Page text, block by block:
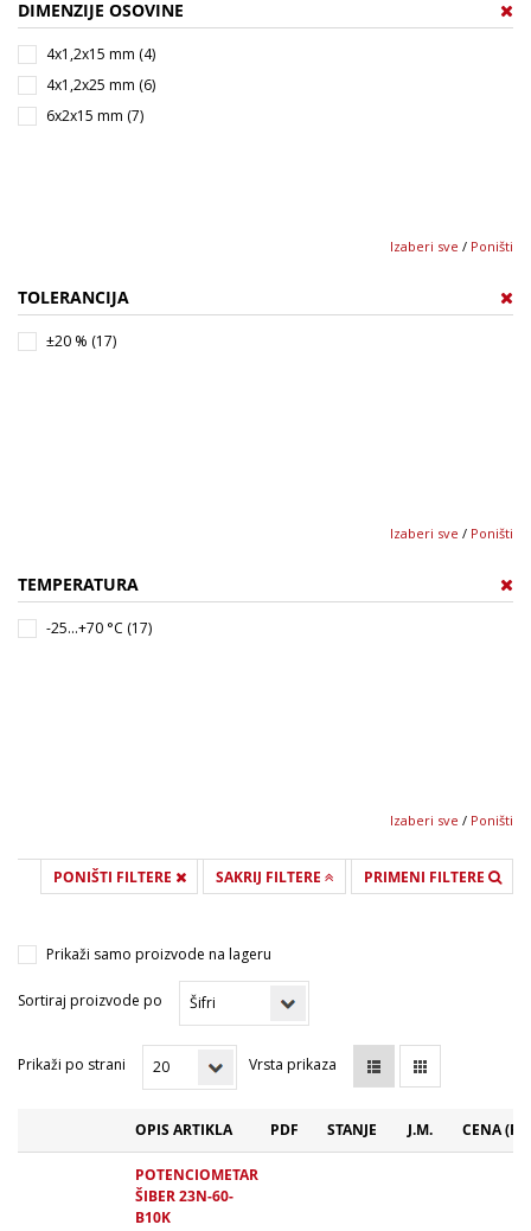
DIMENZIJE OSOVINE
4x1,2x15 mm (4)
4x1,2x25 mm (6)
6x2x15 mm (7)
Izaberi sve / Poništi
TOLERANCIJA
±20 % (17)
Izaberi sve / Poništi
TEMPERATURA
-25...+70 °C (17)
Izaberi sve / Poništi
PONIŠTI FILTERE SAKRIJ FILTERE PRIMENI FILTERE
Prikaži samo proizvode na lageru
Sortiraj proizvode po
Prikaži po strani Vrsta prikaza
OPIS ARTIKLA PDF STANJE J.M. CENA
POTENCIOMETAR
ŠIBER 23N-60-
B10K